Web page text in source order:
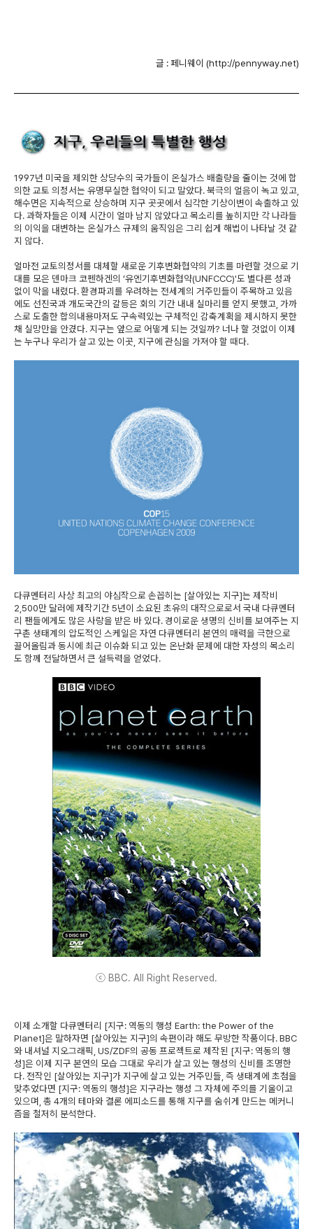
글 : 페니웨이 (http://pennyway.net)
1997년 미국을 제외한 상당수의 국가들이 온실가스 배출량을 줄이는 것에 합
의한 교토 의정서는 유명무실한 협약이 되고 말았다. 북극의 얼음이 녹고 있고,
해수면은 지속적으로 상승하며 지구 곳곳에서 심각한 기상이변이 속출하고 있
다. 과학자들은 이제 시간이 얼마 남지 않았다고 목소리를 높히지만 각 나라들
의 이익을 대변하는 온실가스 규제의 움직임은 그리 쉽게 해법이 나타날 것 같
지 않다.
얼마전 교토의정서를 대체할 새로운 기후변화협약의 기초를 마련할 것으로 기
대를 모은 덴마크 코펜하겐의 ‘유엔기후변화협약(UNFCCC)'도 별다른 성과
없이 막을 내렸다. 환경파괴를 우려하는 전세계의 거주민들이 주목하고 있음
에도 선진국과 개도국간의 갈등은 회의 기간 내내 실마리를 얻지 못했고, 가까
스로 도출한 합의내용마저도 구속력있는 구체적인 감축계획을 제시하지 못한
채 실망만을 안겼다. 지구는 앞으로 어떻게 되는 것일까? 너나 할 것없이 이제
는 누구나 우리가 살고 있는 이곳, 지구에 관심을 가져야 할 때다.
다큐멘터리 사상 최고의 야심작으로 손꼽히는 [살아있는 지구]는 제작비
2,500만 달러에 제작기간 5년이 소요된 초유의 대작으로로서 국내 다큐멘터
리 팬들에게도 많은 사랑을 받은 바 있다. 경이로운 생명의 신비를 보여주는 지
구촌 생태계의 압도적인 스케일은 자연 다큐멘터리 본연의 매력을 극한으로
끌어올림과 동시에 최근 이슈화 되고 있는 온난화 문제에 대한 자성의 목소리
도 함께 전달하면서 큰 설득력을 얻었다.
ⓒ BBC. All Right Reserved.
이제 소개할 다큐멘터리 [지구: 역동의 행성 Earth: the Power of the
Planet]은 말하자면 [살아있는 지구]의 속편이라 해도 무방한 작품이다. BBC
와 내셔널 지오그래픽, US/ZDF의 공동 프로젝트로 제작된 [지구: 역동의 행
성]은 이제 지구 본연의 모습 그대로 우리가 살고 있는 행성의 신비를 조명한
다. 전작인 [살아있는 지구]가 지구에 살고 있는 거주민들, 즉 생태계에 초첨을
맞추었다면 [지구: 역동의 행성]은 지구라는 행성 그 자체에 주의를 기울이고
있으며, 총 4개의 테마와 결론 에피소드를 통해 지구를 숨쉬게 만드는 메커니
즘을 철저히 분석한다.